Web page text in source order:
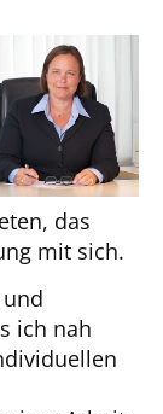
das
mit sich.
ich nah